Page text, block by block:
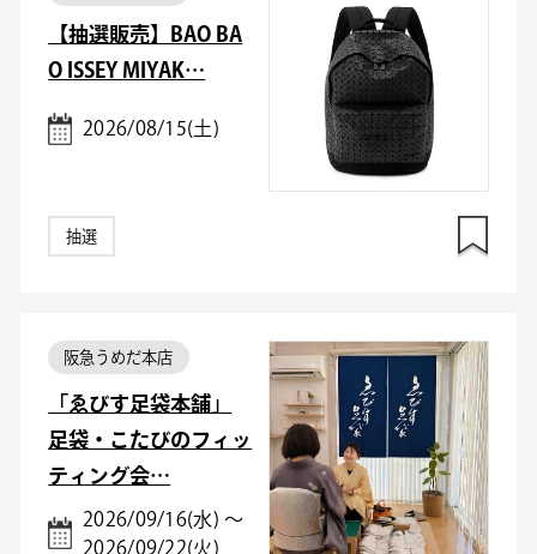
【抽選販売】BAO BA
O ISSEY MIYAK…
2026/08/15(土)
抽選
阪急うめだ本店
「ゑびす足袋本舗」
足袋・こたびのフィッ
ティング会…
2026/09/16(水) ～
2026/09/22(火)